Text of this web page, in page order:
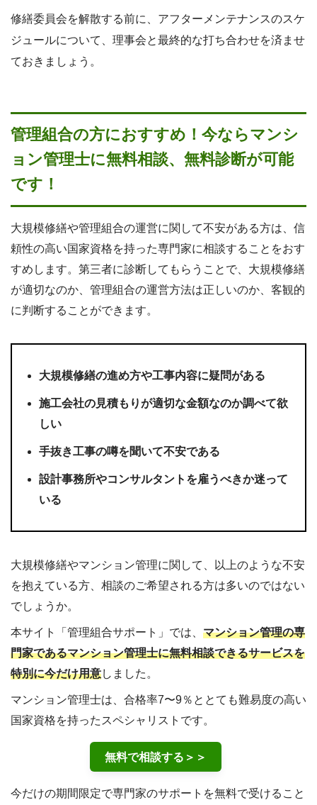
修繕委員会を解散する前に、アフターメンテナンスのスケ
ジュールについて、理事会と最終的な打ち合わせを済ませ
ておきましょう。
管理組合の方におすすめ！今ならマンシ
ョン管理士に無料相談、無料診断が可能
です！
大規模修繕や管理組合の運営に関して不安がある方は、信
頼性の高い国家資格を持った専門家に相談することをおす
すめします。第三者に診断してもらうことで、大規模修繕
が適切なのか、管理組合の運営方法は正しいのか、客観的
に判断することができます。
大規模修繕の進め方や工事内容に疑問がある
施工会社の見積もりが適切な金額なのか調べて欲
しい
手抜き工事の噂を聞いて不安である
設計事務所やコンサルタントを雇うべきか迷って
いる
大規模修繕やマンション管理に関して、以上のような不安
を抱えている方、相談のご希望される方は多いのではない
でしょうか。
本サイト「管理組合サポート」では、 マンション管理の専
門家であるマンション管理士に無料相談できるサービスを
特別に今だけ用意しました。
マンション管理士は、合格率7〜9％ととても難易度の高い
国家資格を持ったスペシャリストです。
無料で相談する＞＞
今だけの期間限定で専門家のサポートを無料で受けること